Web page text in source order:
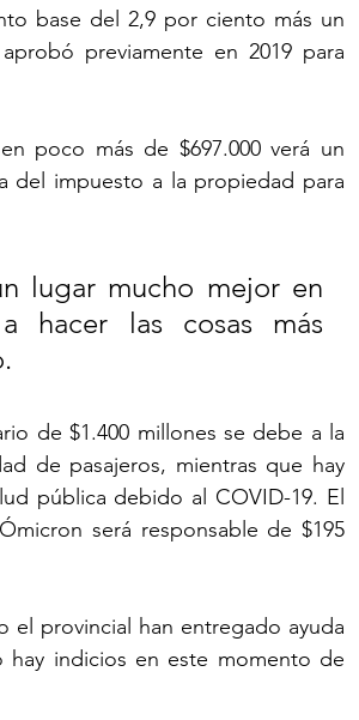
base del 2,9 por ciento más un
previamente en 2019 para
poco más de $697.000 verá un
del impuesto a la propiedad para
lugar mucho mejor en
hacer las cosas más
de $1.400 millones se debe a la
de pasajeros, mientras que hay
pública debido al COVID-19. El
será responsable de $195
provincial han entregado ayuda
hay indicios en este momento de